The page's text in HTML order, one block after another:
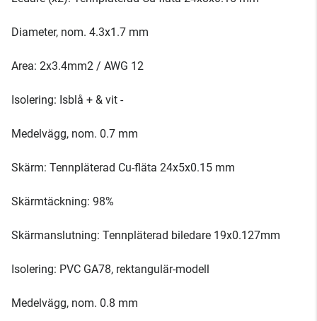
Diameter, nom. 4.3x1.7 mm
Area: 2x3.4mm2 / AWG 12
Isolering: Isblå + & vit -
Medelvägg, nom. 0.7 mm
Skärm: Tennpläterad Cu-fläta 24x5x0.15 mm
Skärmtäckning: 98%
Skärmanslutning: Tennpläterad biledare 19x0.127mm
Isolering: PVC GA78, rektangulär-modell
Medelvägg, nom. 0.8 mm